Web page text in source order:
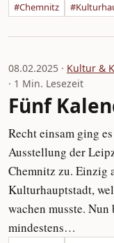
#Chemnitz
08.02.2025 · Kultur &
· 1 Min. Lesezeit
Fünf
Recht einsam ging
Ausstellung der
Chemnitz zu. Einzig
Kulturhauptstadt,
wachen musste.
mindestens…